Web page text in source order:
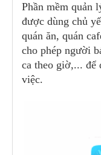
Phần mềm quản
được dùng chủ
quán ăn, quán
cho phép người
ca theo giờ,... để
việc.